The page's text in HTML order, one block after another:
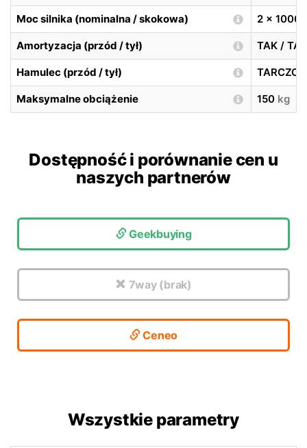
Moc silnika (nominalna / skokowa) 2 x 1000
Amortyzacja (przód / tył) TAK / TAK
Hamulec (przód / tył)
Maksymalne obciążenie 150 kg
Dostępność i porównanie cen u
naszych partnerów
Geekbuying
7way (brak)
Ceneo
Wszystkie parametry